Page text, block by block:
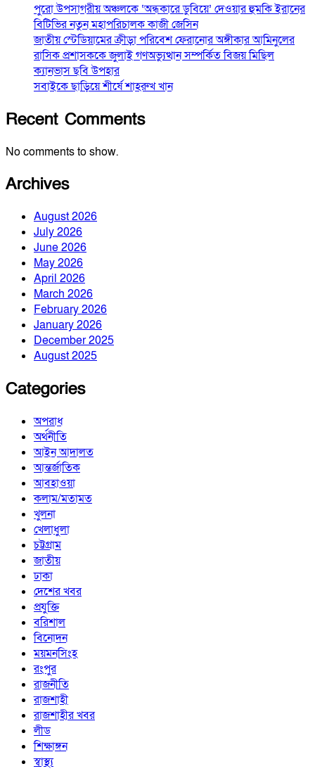
পুরো উপসাগরীয় অঞ্চলকে ‘অন্ধকারে ডুবিয়ে’ দেওয়ার হুমকি ইরানের
বিটিভির নতুন মহাপরিচালক কাজী জেসিন
জাতীয় স্টেডিয়ামের ক্রীড়া পরিবেশ ফেরানোর অঙ্গীকার আমিনুলের
রাসিক প্রশাসককে জুলাই গণঅভ্যুত্থান সম্পর্কিত বিজয় মিছিল
ক্যানভাস ছবি উপহার
সবাইকে ছাড়িয়ে শীর্ষে শাহরুখ খান
Recent Comments
No comments to show.
Archives
August 2026
July 2026
June 2026
May 2026
April 2026
March 2026
February 2026
January 2026
December 2025
August 2025
Categories
অপরাধ
অর্থনীতি
আইন আদালত
আন্তর্জাতিক
আবহাওয়া
কলাম/মতামত
খুলনা
খেলাধুলা
চট্টগ্রাম
জাতীয়
ঢাকা
দেশের খবর
প্রযুক্তি
বরিশাল
বিনোদন
ময়মনসিংহ
রংপুর
রাজনীতি
রাজশাহী
রাজশাহীর খবর
লীড
শিক্ষাঙ্গন
স্বাস্থ্য